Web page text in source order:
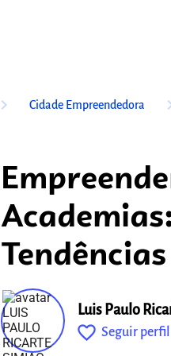
keyboard_arrow_right Cidade Empreendedora
Luis Paulo
favorite_outline Seguir perfil